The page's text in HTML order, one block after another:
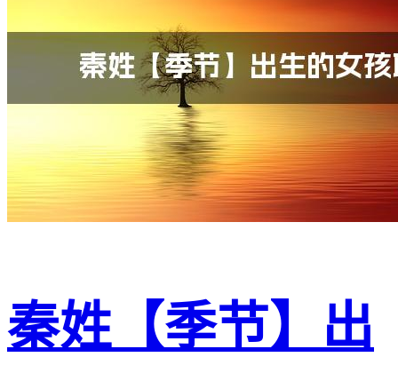
秦姓【季节】出